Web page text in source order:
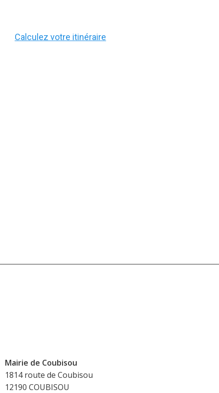
Calculez votre itinéraire
Mairie de Coubisou
1814 route de Coubisou
12190 COUBISOU